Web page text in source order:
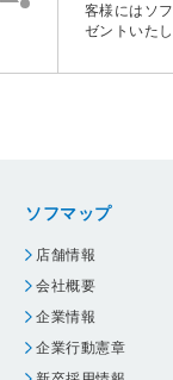
客様にはソ
ゼントいたし
ソフマップ
店舗情報
会社概要
企業情報
企業行動憲章